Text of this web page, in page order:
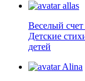
allas
Веселый
Детские
детей
Alina